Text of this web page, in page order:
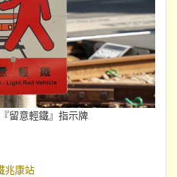
留意輕鐵』指示牌
兆康站